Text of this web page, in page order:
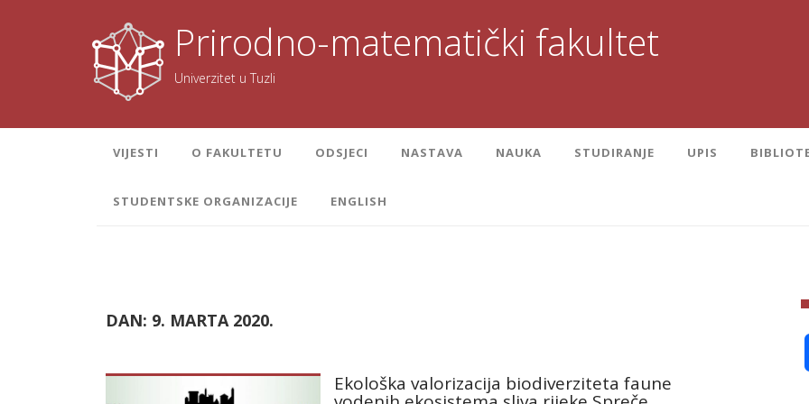
Prirodno-matematički fakultet
Univerzitet u Tuzli
VIJESTI O FAKULTETU ODSJECI NASTAVA NAUKA STUDIRANJE UPIS
STUDENTSKE ORGANIZACIJE ENGLISH
DAN: 9. MARTA 2020.
Ekološka valorizacija biodiverziteta faune